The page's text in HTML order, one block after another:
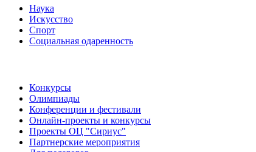
Наука
Искусство
Спорт
Социальная одаренность
Конкурсы
Олимпиады
Конференции и фестивали
Онлайн-проекты и конкурсы
Проекты ОЦ "Сириус"
Партнерские мероприятия